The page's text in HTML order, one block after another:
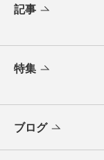
記事
特集
ブログ